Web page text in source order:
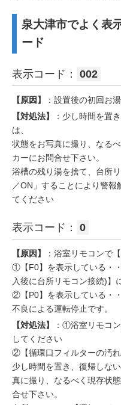
泉大津市でよく表
ード
表示コード： 002
【原因】
：設置後の初回お
【対処法】
：少し時間を置
は、
状態をお写真に撮り、なる
カーにお問合せ下さい。
浴槽の残り湯を捨て、台所
／ON」することにより警報
てください
表示コード： 0
【原因】
：浴室リモコンで
①【F0】を表示している・
入後に台所リモコン接続)】
②【P0】を表示している・
不良による運転停止です。
【対処法】
：①浴室リモコ
してください
②【循環口フィルターの汚れ
少し時間を置き、復帰しな
真に撮り、なるべく現存状
合せ下さい。